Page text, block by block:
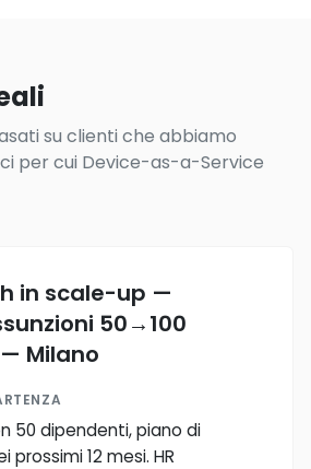
su clienti che abbiamo
per cui Device-as-a-Service
in scale-up —
50→100
Milano
50 dipendenti, piano di
prossimi 12 mesi. HR